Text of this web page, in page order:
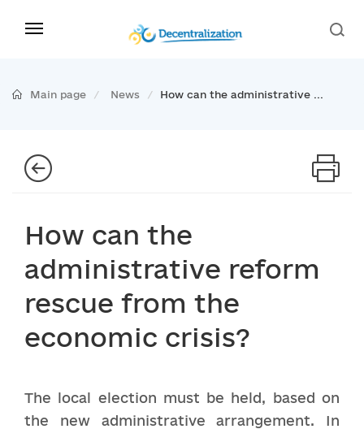
Main page News How can the administrative ...
How can the
administrative reform
rescue from the
economic crisis?
The local election must be held, based on
the new administrative arrangement. In